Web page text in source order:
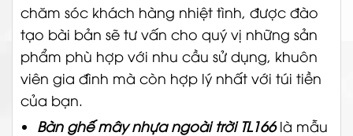
chăm sóc khách hàng nhiệt tình, được đào
tạo bài bản sẽ tư vấn cho quý vị những sản
phẩm phù hợp với nhu cầu sử dụng, khuôn
viên gia đình mà còn hợp lý nhất với túi tiền
của bạn.
Bàn ghế mây nhựa ngoài trời TL166là mẫu